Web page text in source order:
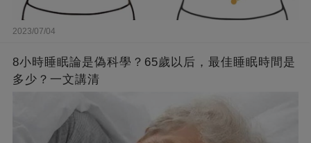
2023/07/04
8小時睡眠論是偽科學？65歲以后，最佳睡眠時間是
多少？一文講清